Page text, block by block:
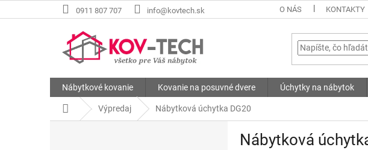
na
0911 807 707 info@kovtech.sk O NÁS KONTAKTY
Nábytkové kovanie Kovanie na posuvné dvere Úchytky na nábytok
DomovVýpredaj Nábytková úchytka DG20
Nábytková